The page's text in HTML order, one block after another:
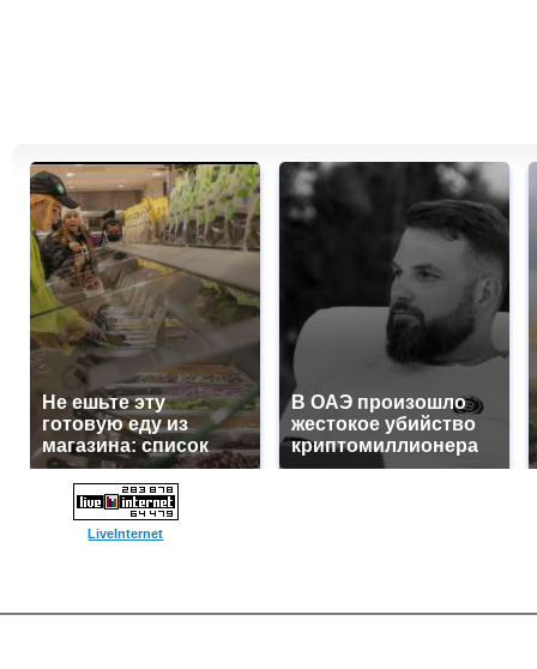
Не ешьте эту
готовую еду из
магазина: список
В ОАЭ произошло
жестокое убийство
криптомиллионера
LiveInternet